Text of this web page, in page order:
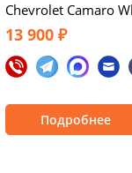
Chevrolet Camaro
13 900 ₽
Подробнее